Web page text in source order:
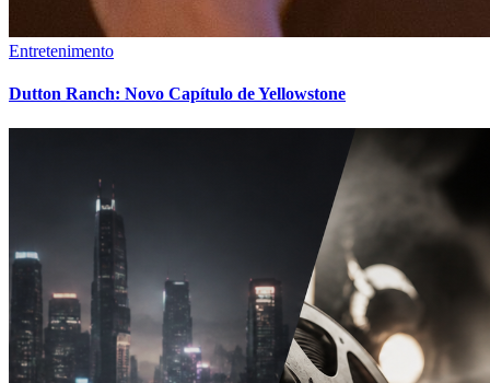
Entretenimento
Dutton Ranch: Novo Capítulo de Yellowstone